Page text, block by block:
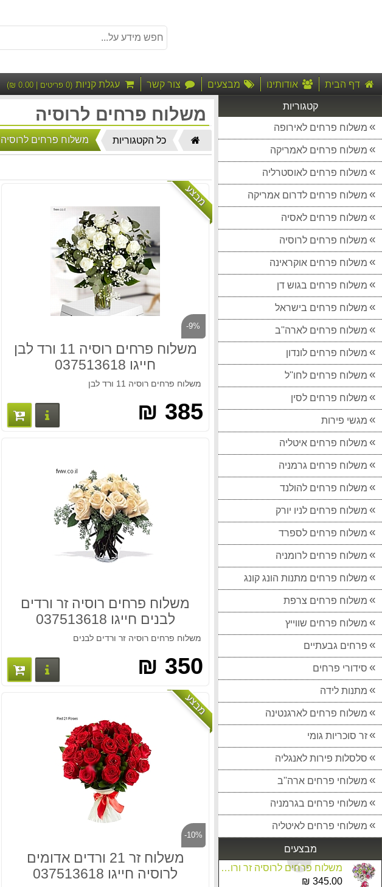
דף הבית אודותינו מבצעים צור קשר עגלת קניות (
0 פריטים |0.00
₪)
קטגוריות
משלוח פרחים לאירופה
משלוח פרחים לאמריקה
משלוח פרחים לאוסטרליה
משלוח פרחים לדרום אמריקה
משלוח פרחים לאסיה
משלוח פרחים לרוסיה
משלוח פרחים אוקראינה
משלוח פרחים בגוש דן
משלוח פרחים בישראל
משלוח פרחים לארה''ב
משלוח פרחים לונדון
משלוח פרחים לחו''ל
משלוח פרחים לסין
מגשי פירות
משלוח פרחים איטליה
משלוח פרחים גרמניה
משלוח פרחים להולנד
משלוח פרחים לניו יורק
משלוח פרחים לספרד
משלוח פרחים לרומניה
משלוח פרחים מתנות הונג קונג
משלוח פרחים צרפת
משלוח פרחים שווייץ
פרחים גבעתיים
סידורי פרחים
מתנות לידה
משלוח פרחים לארגנטינה
זר סוכריות גומי
סלסלות פירות לאנגליה
משלוחי פרחים ארה''ב
משלוחי פרחים בגרמניה
משלוחי פרחים לאיטליה
מבצעים
משלוח פרחים לאיטליה זר כפרי
320.00 ₪
משלוח פרחים לאיטליה ורדים לבנים
360.00 ₪
משלוח פרחים לשווייץ לכל מקום
זר מתוק פרלינים ופנינים
150.00 ₪
משלוח פרחים לרוסיה ורוד כפרי חייגו 037513618
290.00 ₪
משלוח פרחים לרוסיה זר ורוד חייגו 037513618
345.00 ₪
משלוח פרחים לרוסיה
דף
הבית
כל הקטגוריות משלוח פרחים לרוסיה
מבצע
-9%
משלוח פרחים רוסיה 11 ורד לבן
חייגו 037513618
משלוח פרחים רוסיה 11 ורד לבן
385 ₪ פרטים
משלוח פרחים רוסיה זר ורדים
לבנים חייגו 037513618
משלוח פרחים רוסיה זר ורדים לבנים
350 ₪ פרטים
מבצע
-10%
משלוח זר 21 ורדים אדומים
לרוסיה חייגו 037513618